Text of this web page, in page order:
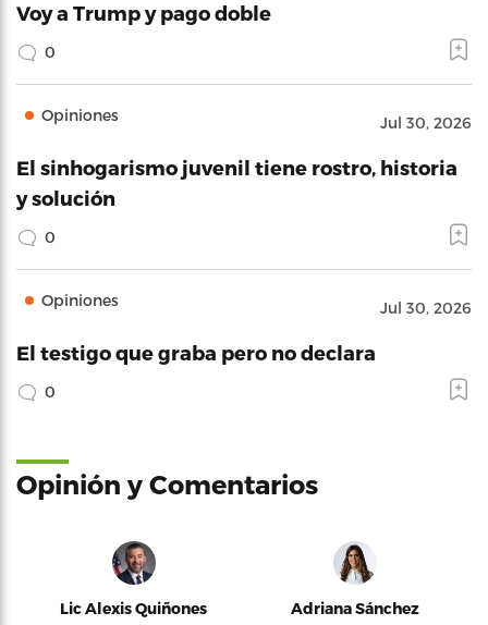
Voy a Trump y pago doble
0
Opiniones Jul 30, 2026
El sinhogarismo juvenil tiene rostro, historia
y solución
0
Opiniones Jul 30, 2026
El testigo que graba pero no declara
0
Opinión y Comentarios
Lic Alexis Quiñones Adriana Sánchez